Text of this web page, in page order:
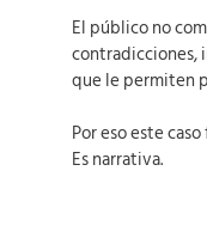
El público no
contradicciones,
que le permiten
Por eso este
Es narrativa.